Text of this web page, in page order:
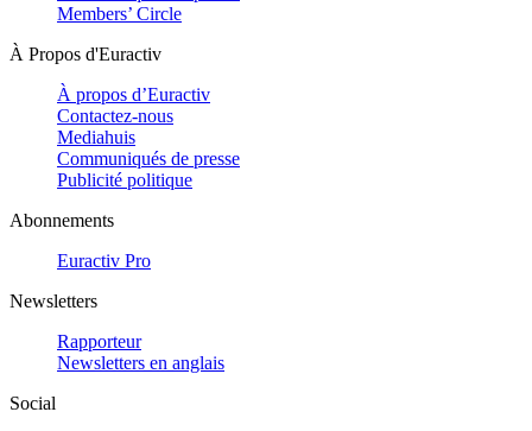
Members’ Circle
À Propos d'Euractiv
À propos d’Euractiv
Contactez-nous
Mediahuis
Communiqués de presse
Publicité politique
Abonnements
Euractiv Pro
Newsletters
Rapporteur
Newsletters en anglais
Social